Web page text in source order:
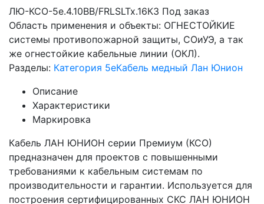
ЛЮ-КСО-5e.4.10ВВ/FRLSLTx.16К3 Под заказ
Область применения и объекты: ОГНЕСТОЙКИЕ
системы противопожарной защиты, СОиУЭ, а так
же огнестойкие кабельные линии (ОКЛ).
Разделы: Категория 5eКабель медный Лан Юнион
Описание
Характеристики
Маркировка
Кабель ЛАН ЮНИОН серии Премиум (КСО)
предназначен для проектов с повышенными
требованиями к кабельным системам по
производительности и гарантии. Используется для
построения сертифицированных СКС ЛАН ЮНИОН